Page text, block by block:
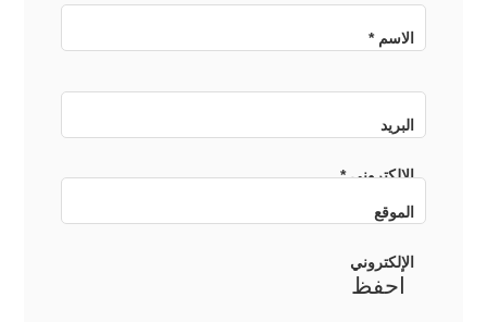
الاسم*
البريد
الإلكتروني*
الموقع
الإلكتروني
احفظ